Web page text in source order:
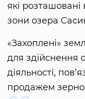
які
зони озера
«Захоплені»
для здійснення
діяльності,
продажем